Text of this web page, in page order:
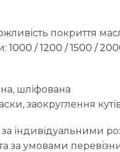
покриття
1000 /1200 /1500 /
шліфована
заокруглення
індивідуальними
за умовами